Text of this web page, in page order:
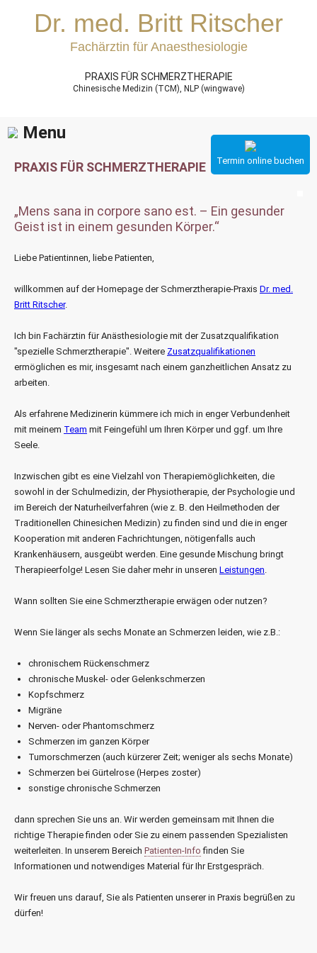
Dr. med. Britt Ritscher
Fachärztin für Anaesthesiologie
PRAXIS FÜR SCHMERZTHERAPIE
Chinesische Medizin (TCM), NLP (wingwave)
Menu
PRAXIS FÜR SCHMERZTHERAPIE
„Mens sana in corpore sano est. – Ein gesunder
Geist ist in einem gesunden Körper.“
Liebe Patientinnen, liebe Patienten,
willkommen auf der Homepage der Schmerztherapie-Praxis Dr. med.
Britt Ritscher.
Ich bin Fachärztin für Anästhesiologie mit der Zusatzqualifikation
"spezielle Schmerz­therapie". Weitere Zusatzqualifikationen
ermöglichen es mir, insgesamt nach einem ganzheitlichen Ansatz zu
arbeiten.
Als erfahrene Medizinerin kümmere ich mich in enger Verbundenheit
mit meinem Team mit Feingefühl um Ihren Körper und ggf. um Ihre
Seele.
Inzwischen gibt es eine Vielzahl von Therapiemöglichkeiten, die
sowohl in der Schulmedizin, der Physiotherapie, der Psychologie und
im Bereich der Naturheilverfahren (wie z. B. den Heilmethoden der
Traditionellen Chinesichen Medizin) zu finden sind und die in enger
Kooperation mit anderen Fachrichtungen, nötigenfalls auch
Krankenhäusern, ausgeübt werden. Eine gesunde Mischung bringt
Therapieerfolge! Lesen Sie daher mehr in unseren Leistungen.
Wann sollten Sie eine Schmerztherapie erwägen oder nutzen?
Wenn Sie länger als sechs Monate an Schmerzen leiden, wie z.B.:
chronischem Rückenschmerz
chronische Muskel- oder Gelenkschmerzen
Kopfschmerz
Migräne
Nerven- oder Phantomschmerz
Schmerzen im ganzen Körper
Tumorschmerzen (auch kürzerer Zeit; weniger als sechs Monate)
Schmerzen bei Gürtelrose (Herpes zoster)
sonstige chronische Schmerzen
dann sprechen Sie uns an. Wir werden gemeinsam mit Ihnen die
richtige Therapie finden oder Sie zu einem passenden Spezialisten
weiterleiten. In unserem Bereich Patienten-Info finden Sie
Informationen und notwendiges Material für Ihr Erstgespräch.
Wir freuen uns darauf, Sie als Patienten unserer in Praxis begrüßen zu
dürfen!
Termin online buchen